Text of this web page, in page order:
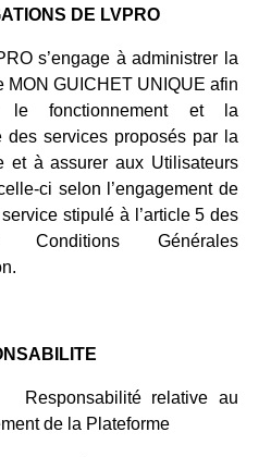
DE LVPRO
s’engage à administrer la
MON GUICHET UNIQUE afin
le fonctionnement et la
des services proposés par la
et à assurer aux Utilisateurs
ci selon l’engagement de
stipulé à l’article 5 des
Conditions Générales
Responsabilité relative au
de la Plateforme